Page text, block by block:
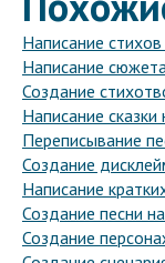
Написание стихов
Написание
Создание
Написание сказки
Переписывание
Создание
Написание
Создание песни
Создание